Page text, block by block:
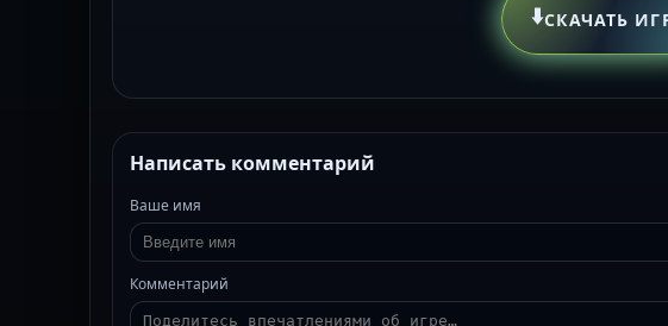
⬇️СКАЧАТЬ
Написать комментарий
Ваше имя
Комментарий